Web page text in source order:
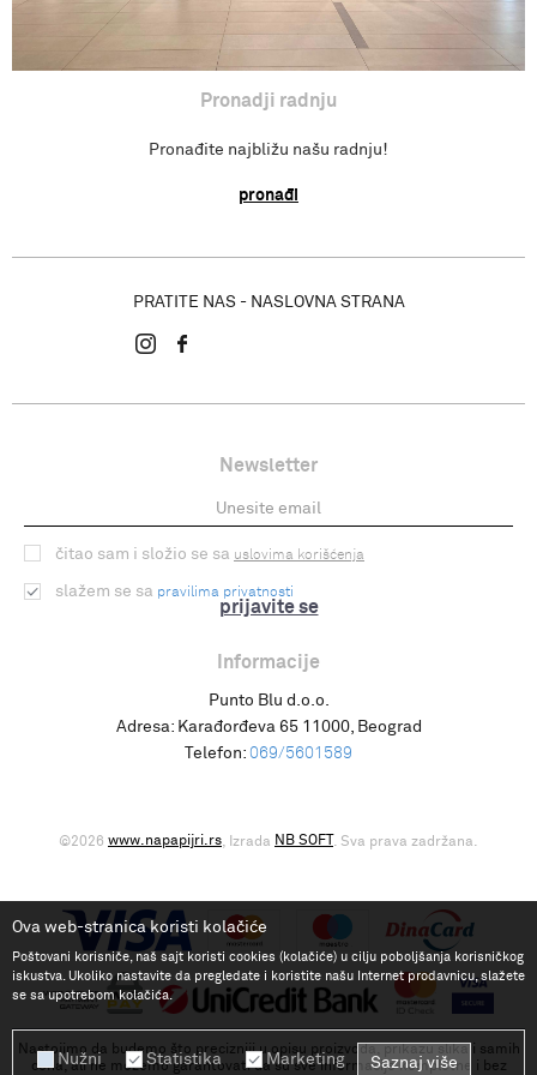
Pronadji radnju
Pronađite najbližu našu radnju!
pronađi
PRATITE NAS - NASLOVNA STRANA
Newsletter
prijavite se
čitao sam i složio se sa uslovima korišćenja
slažem se sa pravilima privatnosti
Informacije
Punto Blu d.o.o.
Adresa: Karađorđeva 65 11000, Beograd
Telefon: 069/5601589
©2026 www.napapijri.rs, Izrada NB SOFT . Sva prava zadržana.
Nastojimo da budemo što precizniji u opisu proizvoda, prikazu slika i samih
cena, ali ne možemo garantovati da su sve informacije kompletne i bez
Ova web-stranica koristi kolačiće
Poštovani korisniče, naš sajt koristi cookies (kolačiće) u cilju poboljšanja korisničkog
iskustva. Ukoliko nastavite da pregledate i koristite našu Internet prodavnicu, slažete
se sa upotrebom kolačića.
Nužni Statistika Marketing Saznaj više